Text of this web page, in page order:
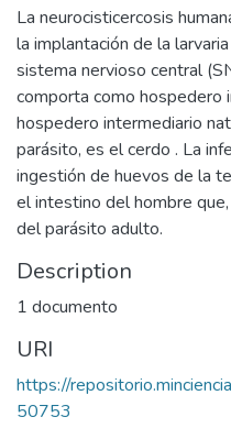
La neurocisticercosis
la implantación de la
sistema nervioso central
comporta como hospedero
hospedero intermediario
parásito, es el cerdo . La
ingestión de huevos de la
el intestino del hombre
del parásito adulto.
Description
1 documento
URI
https://
50753